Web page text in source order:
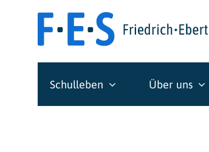
Schulleben Über uns